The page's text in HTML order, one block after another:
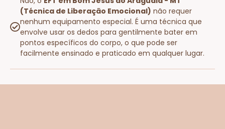
(Técnica de Liberação Emocional) não requer
nenhum equipamento especial. É uma técnica que
envolve usar os dedos para gentilmente bater em
pontos específicos do corpo, o que pode ser
facilmente ensinado e praticado em qualquer lugar.